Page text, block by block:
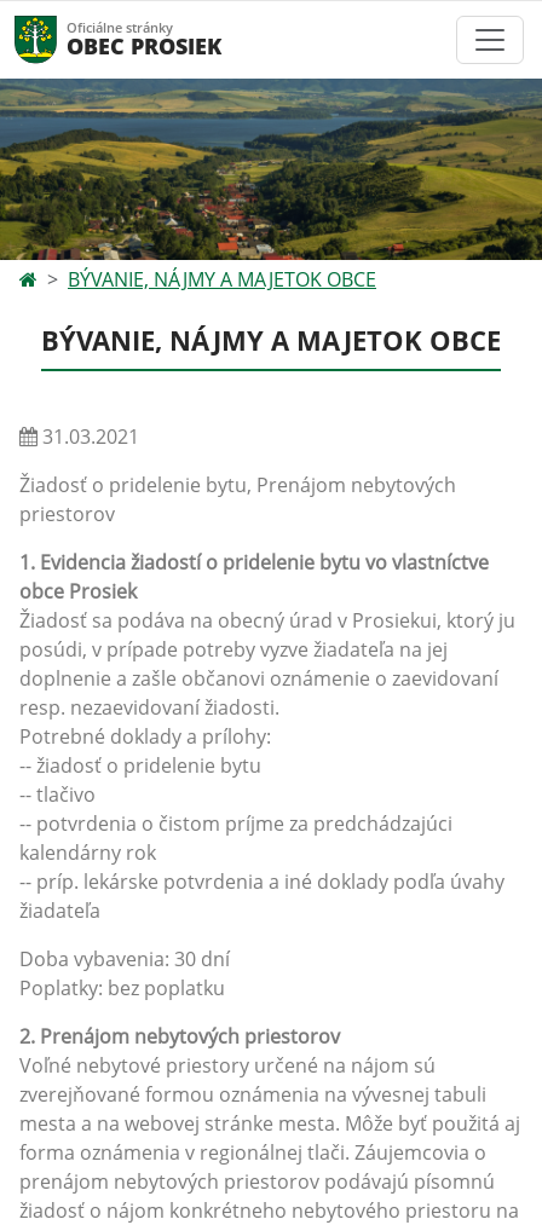
Oficiálne stránky
OBEC PROSIEK
BÝVANIE, NÁJMY A MAJETOK OBCE
BÝVANIE, NÁJMY A MAJETOK OBCE
31.03.2021
Žiadosť o pridelenie bytu, Prenájom nebytových
priestorov
1. Evidencia žiadostí o pridelenie bytu vo vlastníctve
obce Prosiek
Žiadosť sa podáva na obecný úrad v Prosiekui, ktorý ju
posúdi, v prípade potreby vyzve žiadateľa na jej
doplnenie a zašle občanovi oznámenie o zaevidovaní
resp. nezaevidovaní žiadosti.
Potrebné doklady a prílohy:
-- žiadosť o pridelenie bytu
-- tlačivo
-- potvrdenia o čistom príjme za predchádzajúci
kalendárny rok
-- príp. lekárske potvrdenia a iné doklady podľa úvahy
žiadateľa
Doba vybavenia: 30 dní
Poplatky: bez poplatku
2. Prenájom nebytových priestorov
Voľné nebytové priestory určené na nájom sú
zverejňované formou oznámenia na vývesnej tabuli
mesta a na webovej stránke mesta. Môže byť použitá aj
forma oznámenia v regionálnej tlači. Záujemcovia o
prenájom nebytových priestorov podávajú písomnú
žiadosť o nájom konkrétneho nebytového priestoru na